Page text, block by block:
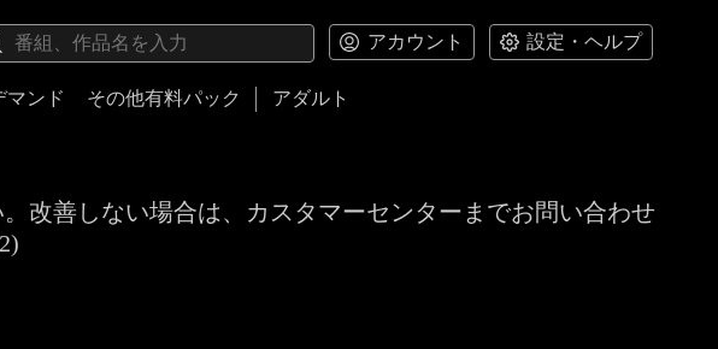
アカウント 設定・ヘルプ
マンド その他有料パック アダルト
改善しない場合は、カスタマーセンターまでお問い合わせ